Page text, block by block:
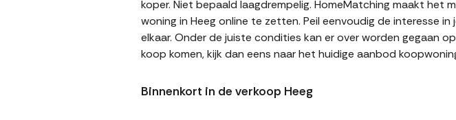
koper. Niet bepaald laagdrempelig. HomeMatching maakt het
woning in Heeg online te zetten. Peil eenvoudig de interesse
elkaar. Onder de juiste condities kan er over worden gegaan
koop komen, kijk dan eens naar het huidige aanbod
Binnenkort in de verkoop Heeg